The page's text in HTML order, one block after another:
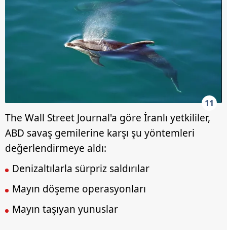
11
The Wall Street Journal'a göre İranlı yetkililer,
ABD savaş gemilerine karşı şu yöntemleri
değerlendirmeye aldı:
Denizaltılarla sürpriz saldırılar
Mayın döşeme operasyonları
Mayın taşıyan yunuslar